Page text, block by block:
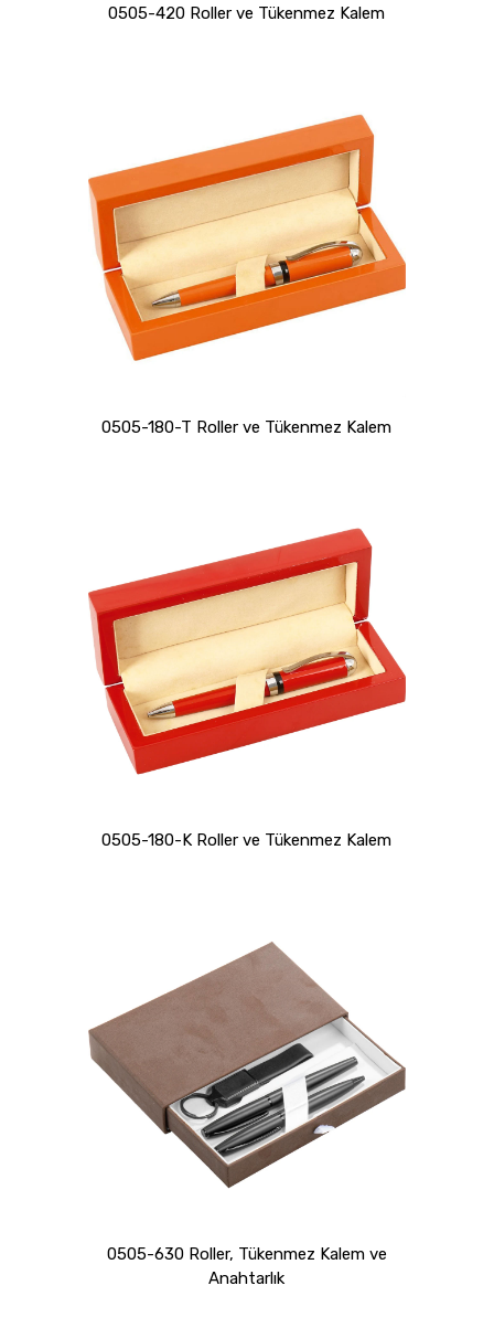
0505-420 Roller ve Tükenmez Kalem
0505-180-T Roller ve Tükenmez Kalem
0505-180-K Roller ve Tükenmez Kalem
0505-630 Roller, Tükenmez Kalem ve
Anahtarlık